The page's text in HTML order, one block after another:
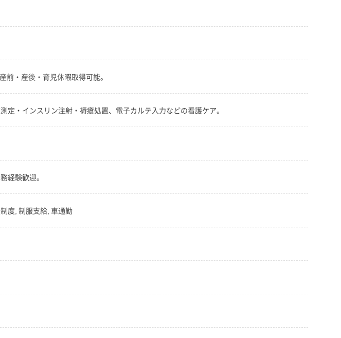
・産後・育児休暇取得可能。
・インスリン注射・褥瘡処置、電子カルテ入力などの看護ケア。
経験歓迎。
度, 制服支給, 車通勤